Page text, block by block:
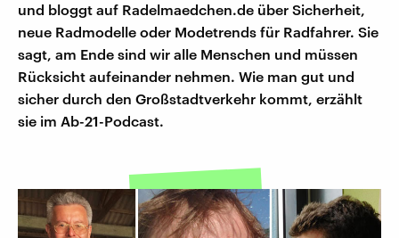
und bloggt auf Radelmaedchen.de über Sicherheit,
neue Radmodelle oder Modetrends für Radfahrer. Sie
sagt, am Ende sind wir alle Menschen und müssen
Rücksicht aufeinander nehmen. Wie man gut und
sicher durch den Großstadtverkehr kommt, erzählt
sie im Ab-21-Podcast.